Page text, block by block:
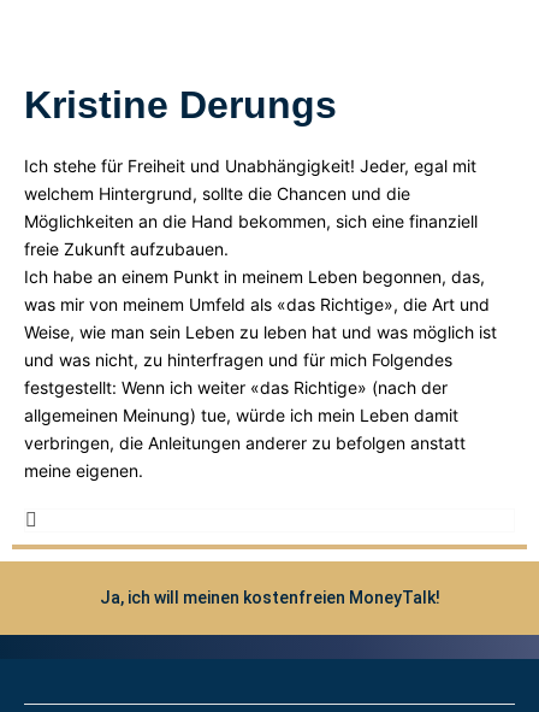
Kristine Derungs
Ich stehe für Freiheit und Unabhängigkeit! Jeder, egal mit
welchem Hintergrund, sollte die Chancen und die
Möglichkeiten an die Hand bekommen, sich eine finanziell
freie Zukunft aufzubauen.
Ich habe an einem Punkt in meinem Leben begonnen, das,
was mir von meinem Umfeld als «das Richtige», die Art und
Weise, wie man sein Leben zu leben hat und was möglich ist
und was nicht, zu hinterfragen und für mich Folgendes
festgestellt: Wenn ich weiter «das Richtige» (nach der
allgemeinen Meinung) tue, würde ich mein Leben damit
verbringen, die Anleitungen anderer zu befolgen anstatt
meine eigenen.
Ja, ich will meinen kostenfreien MoneyTalk!